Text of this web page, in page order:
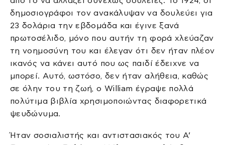
δημοσιογράφοι τον ανακάλυψαν να δουλεύει για
23 δολάρια την εβδομάδα και έγινε ξανά
πρωτοσέλιδο, μόνο που αυτήν τη φορά χλεύαζαν
τη νοημοσύνη του και έλεγαν ότι δεν ήταν πλέον
ικανός να κάνει αυτό που ως παιδί έδειχνε να
μπορεί. Αυτό, ωστόσο, δεν ήταν αλήθεια, καθώς
σε όλην του τη ζωή, ο William έγραψε πολλά
πολύτιμα βιβλία χρησιμοποιώντας διαφορετικά
ψευδώνυμα.
Ήταν σοσιαλιστής και αντιστασιακός του Α’